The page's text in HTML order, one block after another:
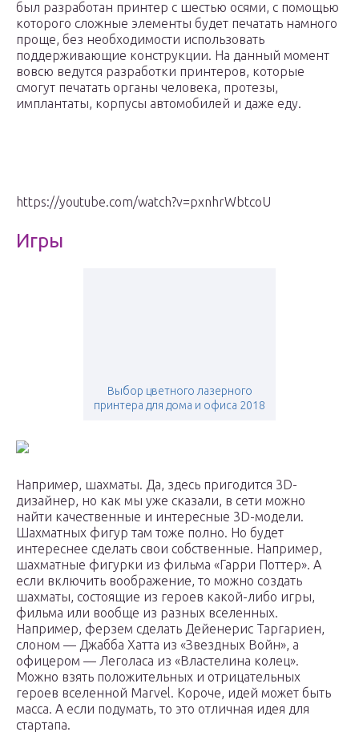
был разработан принтер с шестью осями, с помощью
которого сложные элементы будет печатать намного
проще, без необходимости использовать
поддерживающие конструкции. На данный момент
вовсю ведутся разработки принтеров, которые
смогут печатать органы человека, протезы,
имплантаты, корпусы автомобилей и даже еду.
https://youtube.com/watch?v=pxnhrWbtcoU
Игры
Выбор цветного лазерного
принтера для дома и офиса 2018
Например, шахматы. Да, здесь пригодится 3D-
дизайнер, но как мы уже сказали, в сети можно
найти качественные и интересные 3D-модели.
Шахматных фигур там тоже полно. Но будет
интереснее сделать свои собственные. Например,
шахматные фигурки из фильма «Гарри Поттер». А
если включить воображение, то можно создать
шахматы, состоящие из героев какой-либо игры,
фильма или вообще из разных вселенных.
Например, ферзем сделать Дейенерис Таргариен,
слоном — Джабба Хатта из «Звездных Войн», а
офицером — Леголаса из «Властелина колец».
Можно взять положительных и отрицательных
героев вселенной Marvel. Короче, идей может быть
масса. А если подумать, то это отличная идея для
стартапа.